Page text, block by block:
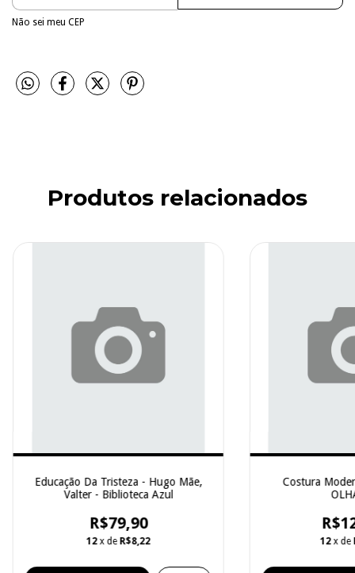
Não sei meu CEP
Produtos relacionados
Educação Da Tristeza - Hugo Mãe,
Valter - Biblioteca Azul
R$79,90
12 x de R$8,22
Costura
12 x de